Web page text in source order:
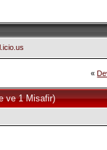
«
ve 1 Misafir)